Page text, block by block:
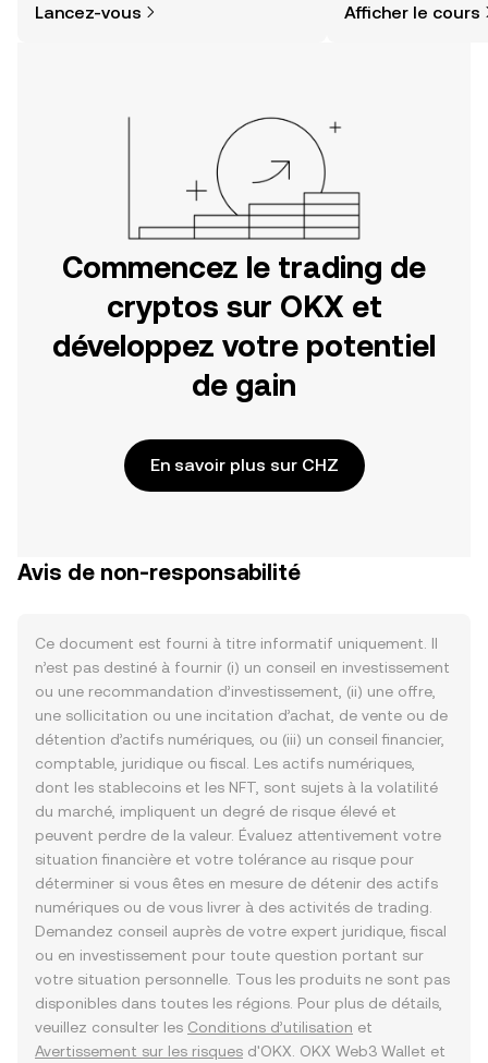
plus simple que vous ne l’imaginez.
Lancez-vous Afficher le cours
Commencez le trading de
cryptos sur OKX et
développez votre potentiel
de gain
En savoir plus sur CHZ
Avis de non-responsabilité
Ce document est fourni à titre informatif uniquement. Il
n’est pas destiné à fournir (i) un conseil en investissement
ou une recommandation d’investissement, (ii) une offre,
une sollicitation ou une incitation d’achat, de vente ou de
détention d’actifs numériques, ou (iii) un conseil financier,
comptable, juridique ou fiscal. Les actifs numériques,
dont les stablecoins et les NFT, sont sujets à la volatilité
du marché, impliquent un degré de risque élevé et
peuvent perdre de la valeur. Évaluez attentivement votre
situation financière et votre tolérance au risque pour
déterminer si vous êtes en mesure de détenir des actifs
numériques ou de vous livrer à des activités de trading.
Demandez conseil auprès de votre expert juridique, fiscal
ou en investissement pour toute question portant sur
votre situation personnelle. Tous les produits ne sont pas
disponibles dans toutes les régions. Pour plus de détails,
veuillez consulter les Conditions d’utilisation et
Avertissement sur les risques d'OKX. OKX Web3 Wallet et